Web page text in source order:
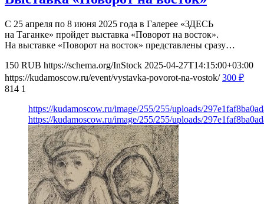
С 25 апреля по 8 июня 2025 года в Галерее «ЗДЕСЬ
на Таганке» пройдет выставка «Поворот на восток».
На выставке «Поворот на восток» представлены сразу…
150 RUB https://schema.org/InStock 2025-04-27T14:15:00+03:00
https://kudamoscow.ru/event/vystavka-povorot-na-vostok/ 300 ₽
814 1
https://kudamoscow.ru/image/255/255/uploads/
https://kudamoscow.ru/image/255/255/uploads/